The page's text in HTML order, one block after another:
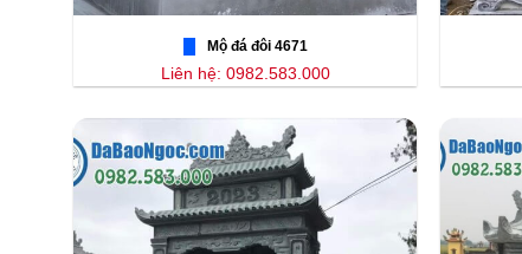
Mộ đá đôi 4671
Liên hệ: 0982.583.000